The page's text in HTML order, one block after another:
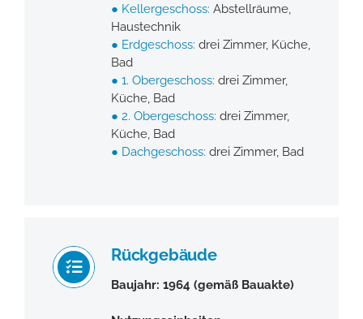
● Kellergeschoss: Abstellräume,
Haustechnik
● Erdgeschoss: drei Zimmer, Küche,
Bad
● 1. Obergeschoss: drei Zimmer,
Küche, Bad
● 2. Obergeschoss: drei Zimmer,
Küche, Bad
● Dachgeschoss: drei Zimmer, Bad
Rückgebäude
Baujahr: 1964 (gemäß Bauakte)